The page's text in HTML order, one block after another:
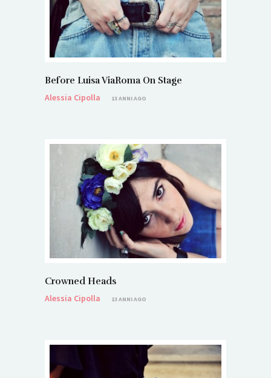
Before Luisa ViaRoma On Stage
Alessia Cipolla
13 ANNI AGO
Crowned Heads
Alessia Cipolla
13 ANNI AGO